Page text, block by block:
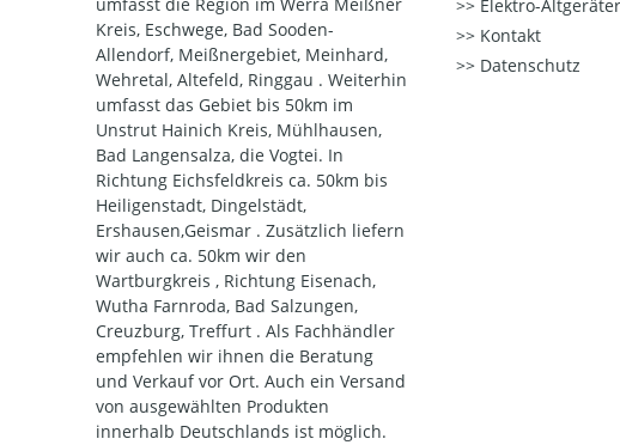
Kreis, Eschwege, Bad Sooden-
Allendorf, Meißnergebiet, Meinhard,
Wehretal, Altefeld, Ringgau . Weiterhin
umfasst das Gebiet bis 50km im
Unstrut Hainich Kreis, Mühlhausen,
Bad Langensalza, die Vogtei. In
Richtung Eichsfeldkreis ca. 50km bis
Heiligenstadt, Dingelstädt,
Ershausen,Geismar . Zusätzlich liefern
wir auch ca. 50km wir den
Wartburgkreis , Richtung Eisenach,
Wutha Farnroda, Bad Salzungen,
Creuzburg, Treffurt . Als Fachhändler
empfehlen wir ihnen die Beratung
und Verkauf vor Ort. Auch ein Versand
von ausgewählten Produkten
innerhalb Deutschlands ist möglich.
Elektro-
Kontakt
Datenschutz